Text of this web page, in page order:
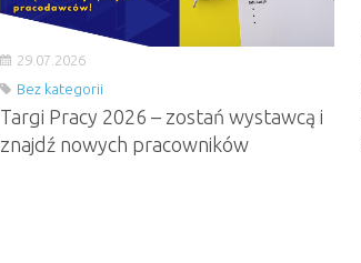
29.07.2026
Bez kategorii
Targi Pracy 2026 – zostań wystawcą i
znajdź nowych pracowników